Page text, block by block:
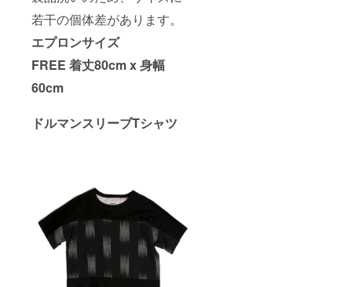
若干の個体差があります。
エプロンサイズ
FREE 着丈80cm x 身幅
60cm
ドルマンスリーブTシャツ